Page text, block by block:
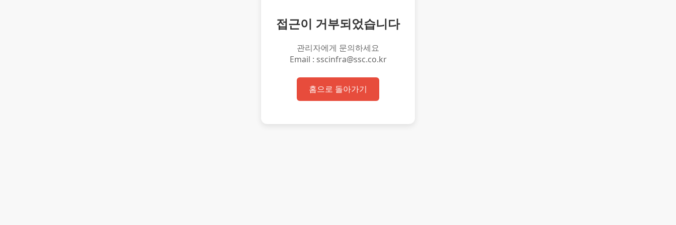
접근이 거부되었습니다
관리자에게 문의하세요
Email : sscinfra@ssc.co.kr
홈으로 돌아가기